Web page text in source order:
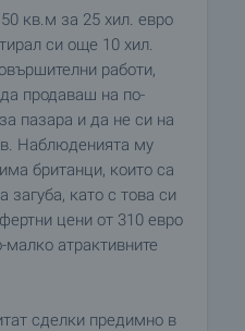
кв.м за 25 хил. евро
си още 10 хил.
работи,
продаваш на по-
пазара и да не си на
Наблюденията му
британци, които са
загуба, като с това си
цени от 310 евро
атрактивните
сделки предимно в